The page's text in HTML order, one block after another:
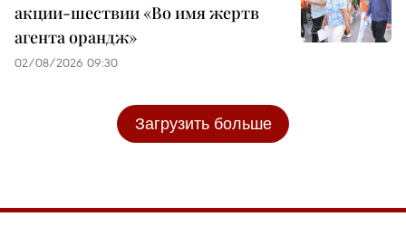
акции-шествии «Во имя жертв
агента орандж»
02/08/2026 09:30
Загрузить больше